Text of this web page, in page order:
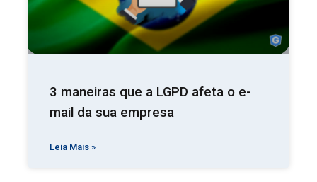
3 maneiras que a LGPD afeta o e-
mail da sua empresa
Leia Mais »